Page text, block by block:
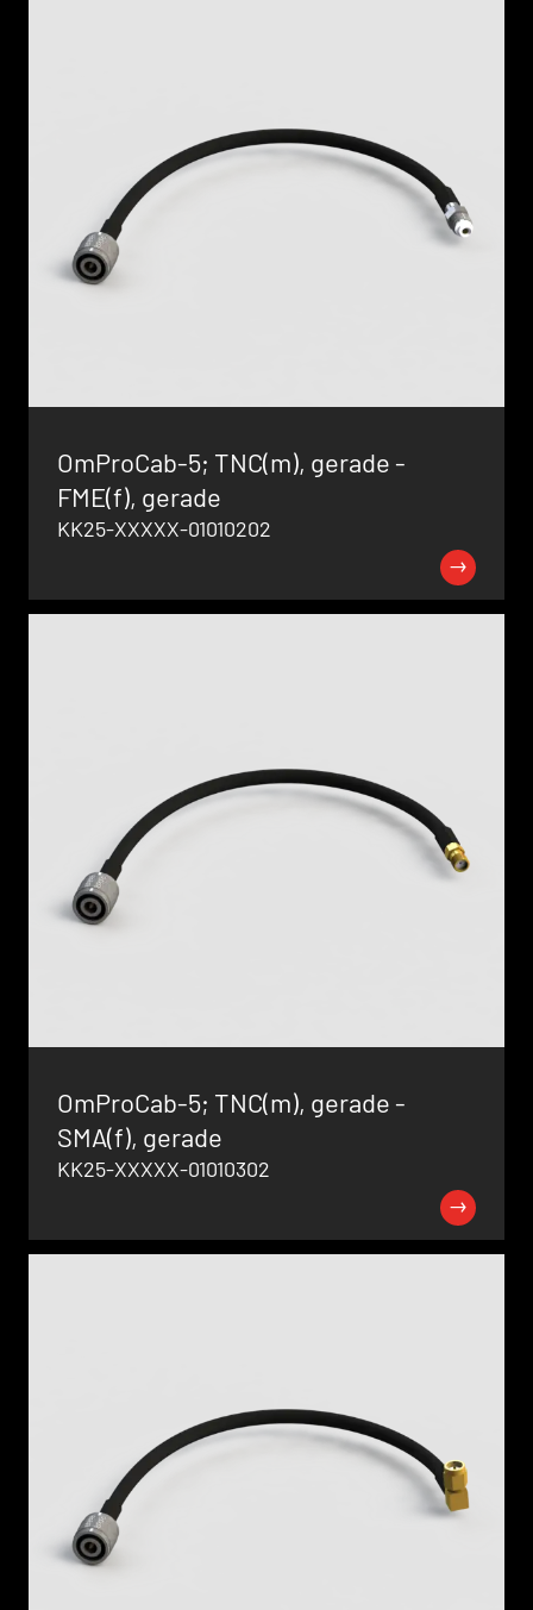
OmProCab-5; TNC(m), gerade -
FME(f), gerade
KK25-XXXXX-01010202
OmProCab-5; TNC(m), gerade -
SMA(f), gerade
KK25-XXXXX-01010302